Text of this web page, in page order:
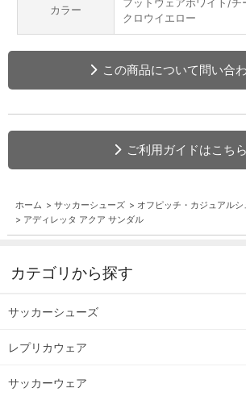
カラー
フットウェアホワイト/チ
クロウイエロー
この商品について問い合
ご利用ガイドはこちら
ホーム > サッカーシューズ > オフピッチ・カジュアルシ
> アディレッタ アクア サンダル
カテゴリから探す
サッカーシューズ
レプリカウェア
サッカーウェア